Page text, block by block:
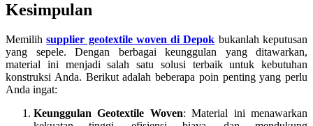
Kesimpulan
Memilihsupplier geotextile woven di Depok bukanlah keputusan
yang sepele. Dengan berbagai keunggulan yang ditawarkan,
material ini menjadi salah satu solusi terbaik untuk kebutuhan
konstruksi Anda. Berikut adalah beberapa poin penting yang perlu
Anda ingat:
Keunggulan Geotextile Woven: Material ini menawarkan